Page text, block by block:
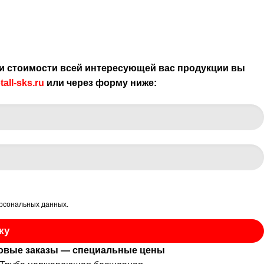
стоимости всей интересующей вас продукции вы
sks.ru или через форму ниже:
данных.
заказы — специальные цены